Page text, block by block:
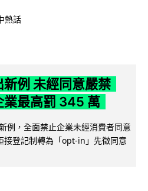
熱話
新例 未經同意嚴禁
最高罰 345 萬
例，全面禁止企業未經消費者同意
登記制轉為「opt-in」先徵同意